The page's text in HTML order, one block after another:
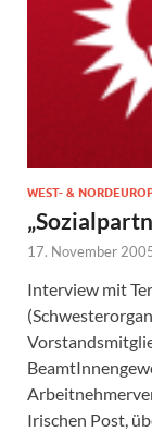
WEST- &
17. November
Interview mit
Irischen Post,